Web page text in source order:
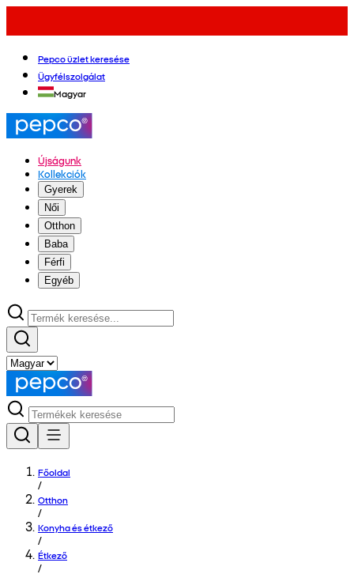
Pepco üzlet keresése
Ügyfélszolgálat
Magyar
Újságunk
Kollekciók
Gyerek
Női
Otthon
Baba
Férfi
Egyéb
Főoldal
/
Otthon
/
Konyha és étkező
/
Étkező
/